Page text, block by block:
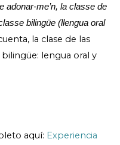
adonar-me’n, la classe de
bilingüe (llengua oral
la clase de las
lengua oral y
aquí: Experiencia